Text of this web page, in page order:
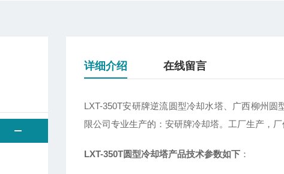
详细介绍 在线留言
LXT-350T安研牌逆流圆型冷却水塔、广西柳州
限公司专业生产的：安研牌冷却塔。工厂生产，厂
LXT-350T圆型冷却塔产品技术参数如下 ：